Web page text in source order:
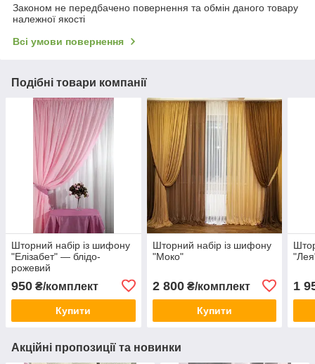
Законом не передбачено повернення та обмін даного товару
належної якості
Всі умови повернення
Подібні товари компанії
Шторний набір із шифону
"Елізабет" — блідо-
рожевий
950 ₴/комплект
Купити
Шторний набір із шифону
"Моко"
2 800₴/комплект
Купити
1
Акційні пропозиції та новинки